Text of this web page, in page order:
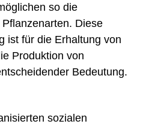
so die
Diese
ist für die Erhaltung von
Produktion von
Bedeutung.
sozialen